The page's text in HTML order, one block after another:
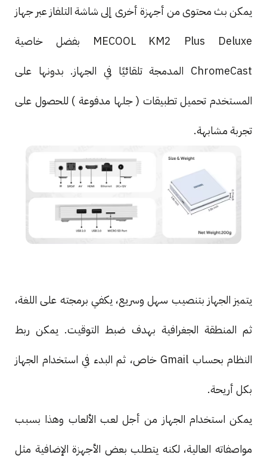
يمكن بث محتوى من أجهزة أخرى إلى شاشة التلفاز عبر جهاز
MECOOL KM2 Plus Deluxe بفضل خاصية
ChromeCast المدمجة تلقائيًا في الجهاز. بدونها على
المستخدم تحميل تطبيقات ( جلها مدفوعة ) للحصول على
تجربة مشابهة.
يتميز الجهاز بتنصيب سهل وسريع، يكفي برمجته على اللغة،
ثم المنطقة الجغرافية بهدف ضبط التوقيت. يمكن ربط
النظام بحساب Gmail خاص، ثم البدء في استخدام الجهاز
بكل أريحة.
يمكن استخدام الجهاز من أجل لعب الألعاب وهذا بسبب
مواصفاته العالية، لكنه يتطلب بعض الأجهزة الإضافية مثل